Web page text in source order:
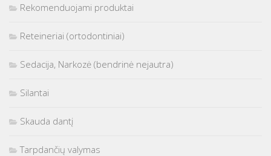
Rekomenduojami produktai
Reteineriai (ortodontiniai)
Sedacija, Narkozė (bendrinė nejautra)
Silantai
Skauda dantį
Tarpdančių valymas